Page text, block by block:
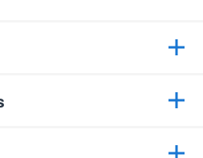
aigus précis et détaillés